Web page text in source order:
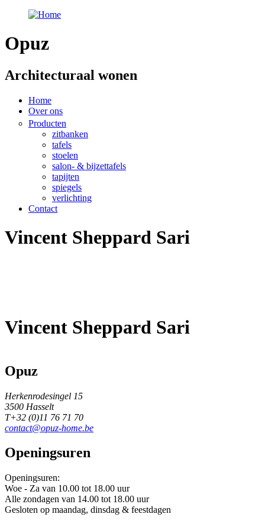
Overslaan en naar de algemene inhoud gaan
Opuz
Architecturaal wonen
Home
Over ons
Producten
zitbanken
tafels
stoelen
salon- & bijzettafels
tapijten
spiegels
verlichting
Contact
Vincent Sheppard Sari
Vincent Sheppard Sari
Opuz
Herkenrodesingel 15
3500 Hasselt
T+32 (0)11 76 71 70
contact@opuz-home.be
Openingsuren
Openingsuren:
Woe - Za van 10.00 tot 18.00 uur
Alle zondagen van 14.00 tot 18.00 uur
Gesloten op maandag, dinsdag & feestdagen